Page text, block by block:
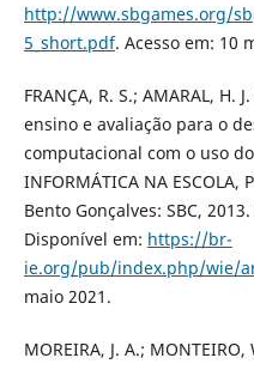
http://www.sbgames.org/
5_short.pdf. Acesso em: 10
FRANÇA, R. S.; AMARAL,
ensino e avaliação para o
computacional com o uso do
INFORMÁTICA NA
Bento Gonçalves: SBC,
Disponível em: https://br-
ie.org/pub/index.php/wie/
maio 2021.
MOREIRA, J. A.;